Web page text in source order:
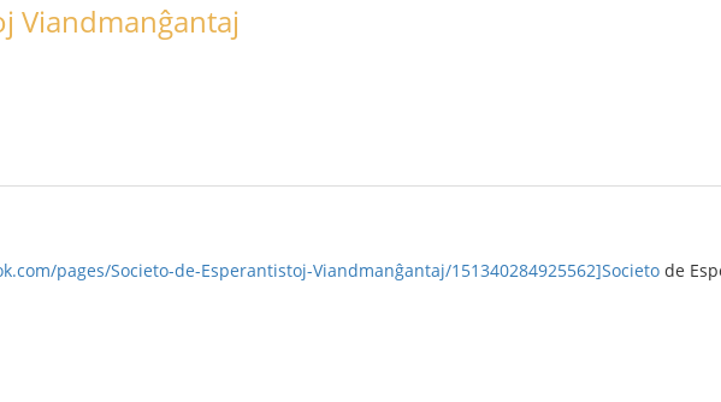
Viandmanĝantaj
pages/Societo-de-Esperantistoj-Viandmanĝantaj/151340284925562]Societo de